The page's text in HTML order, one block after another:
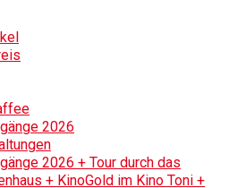
2026
2026 + Tour durch das
+ KinoGold im Kino Toni +